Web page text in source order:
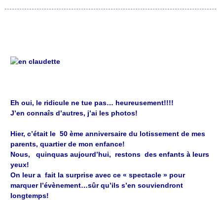
Eh oui, le ridicule ne tue pas… heureusement!!!!
J’en connaîs d’autres, j’ai les photos!
Hier, c’était le 50 ème anniversaire du lotissement de mes
parents, quartier de mon enfance!
Nous, quinquas aujourd’hui, restons des enfants à leurs
yeux!
On leur a fait la surprise avec ce « spectacle » pour
marquer l’évènement…sûr qu’ils s’en souviendront
longtemps!